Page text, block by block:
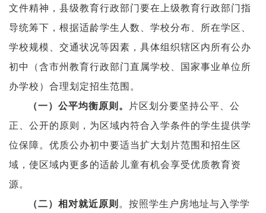
文件精神，县级教育行政部门要在上级教育行政部门指
导统筹下，根据适龄学生人数、学校分布、所在学区、
学校规模、交通状况等因素，具体组织辖区内所有公办
初中（含市州教育行政部门直属学校、国家事业单位所
办学校）合理划定招生范围。
（一） 公平均衡原则。
片区划分要坚持公平、公
正、公开的原则，为区域内符合入学条件的学生提供学
位保障。优质公办初中要适当扩大划片范围和招生区
域，使区域内更多的适龄儿童有机会享受优质教育资
源。
（二）相对就近原则 。按照学生户房地址与入学学